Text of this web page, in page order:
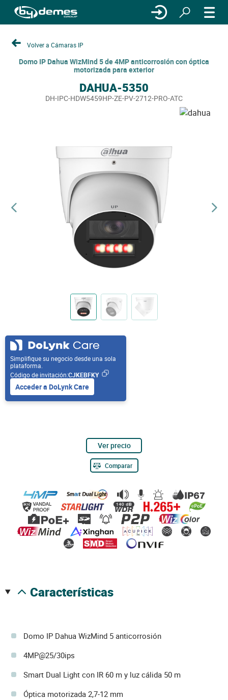
Volver a Cámaras IP
Domo IP Dahua WizMind 5 de 4MP anticorrosión con óptica
motorizada para exterior
DAHUA-5350
DH-IPC-HDW5459HP-ZE-PV-2712-PRO-ATC
Simplifique su negocio desde una sola
plataforma.
Código de invitación:CJKEBFKY
Acceder a DoLynk Care
Ver precio
Comparar
características
Domo IP Dahua WizMind 5 anticorrosión
4MP@25/30ips
Smart Dual Light con IR 60 m y luz cálida 50 m
Óptica motorizada 2,7-12 mm